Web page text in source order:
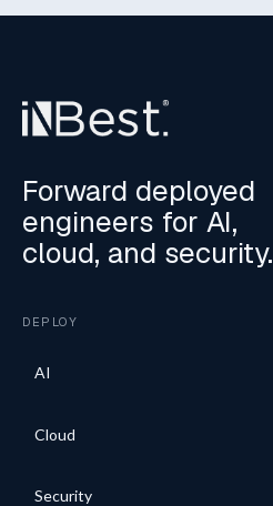
Forward deployed
engineers for AI,
cloud, and security.
DEPLOY
AI
Cloud
Security